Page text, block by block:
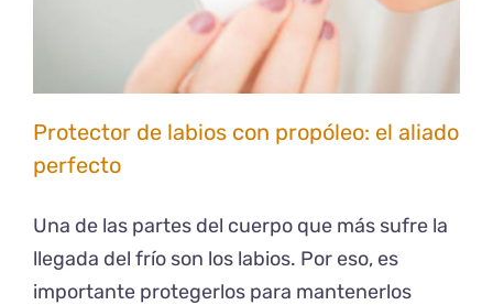
Protector de labios con propóleo: el aliado
perfecto
Una de las partes del cuerpo que más sufre la
llegada del frío son los labios. Por eso, es
importante protegerlos para mantenerlos